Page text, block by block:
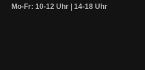
Mo-Fr: 10-12 Uhr | 14-18 Uhr